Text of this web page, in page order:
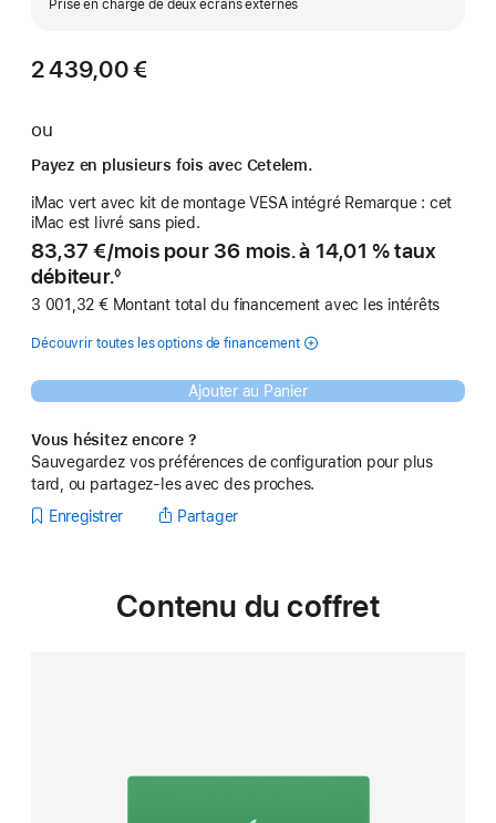
Prise en charge de deux écrans externes
2 439,00 €
ou
Payez en plusieurs fois avec Cetelem.
iMac vert avec kit de montage VESA intégré Remarque : cet
iMac est livré sans pied.
83,37 €/par
mois pour 36 mois. à 14,01 % taux
débiteur.
de
page
◊
3 001,32 € Montant total du financement avec les intérêts
Découvrir toutes les options de financement
Ajouter au Panier
Vous hésitez encore ?
Sauvegardez vos préférences de configuration pour plus
tard, ou partagez-les avec des proches.
Enregistrer
Partager
Contenu du coffret